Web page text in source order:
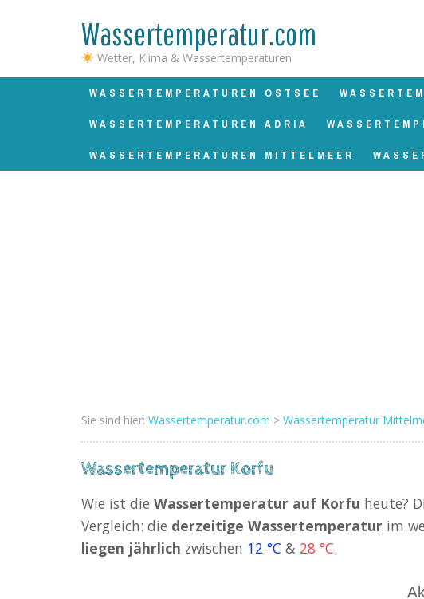
Wassertemperatur.com
Wetter, Klima & Wassertemperaturen
WASSERTEMPERATUREN OSTSEE
WASSERTEMPERATUREN ADRIA
WASSERTEMPERATUREN MITTELMEER
Sie sind hier: Wassertemperatur.com > Wassertemperatur
Wassertemperatur Korfu
Wie ist die Wassertemperatur auf Korfu heute?
Vergleich: die derzeitige Wassertemperatur im
liegen jährlich zwischen 12 °C & 28 °C.